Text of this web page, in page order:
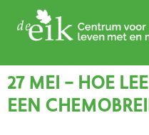
27 MEI – HOE
EEN